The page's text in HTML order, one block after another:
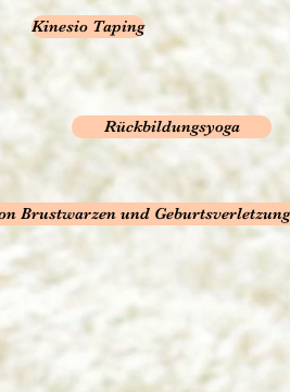
Kinesio Taping
Rückbildungsyoga
Brustwarzen und